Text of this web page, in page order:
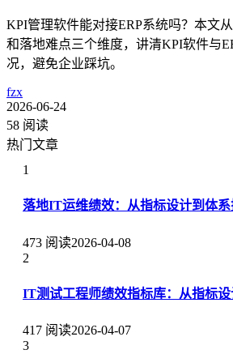
KPI管理软件能对接ERP系统吗？本文
和落地难点三个维度，讲清KPI软件与
况，避免企业踩坑。
fzx
2026-06-24
58 阅读
热门文章
1
落地IT运维绩效：从指标设计到体
473 阅读2026-04-08
2
IT测试工程师绩效指标库：从指标
417 阅读2026-04-07
3